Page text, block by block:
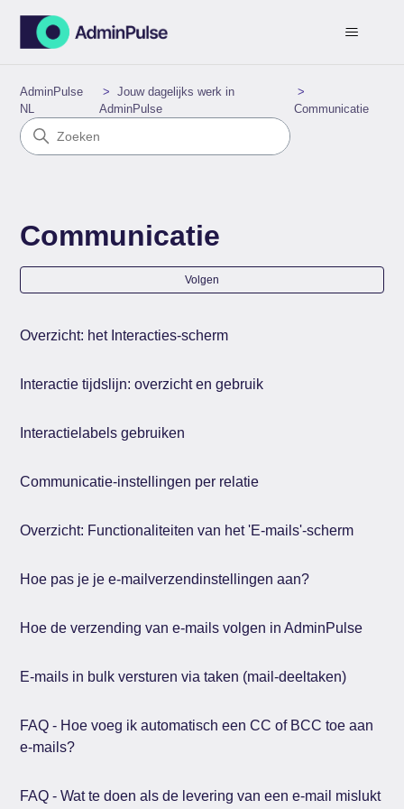
AdminPulse
NL
Jouw dagelijks werk in
AdminPulse
Communicatie
Communicatie
Volgen
Overzicht: het Interacties-scherm
Interactie tijdslijn: overzicht en gebruik
Interactielabels gebruiken
Communicatie-instellingen per relatie
Overzicht: Functionaliteiten van het 'E-mails'-scherm
Hoe pas je je e-mailverzendinstellingen aan?
Hoe de verzending van e-mails volgen in AdminPulse
E-mails in bulk versturen via taken (mail-deeltaken)
FAQ - Hoe voeg ik automatisch een CC of BCC toe aan
e-mails?
FAQ - Wat te doen als de levering van een e-mail mislukt